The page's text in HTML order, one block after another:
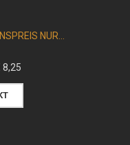
NUR...
8,25